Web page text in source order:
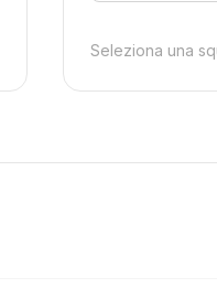
Seleziona una